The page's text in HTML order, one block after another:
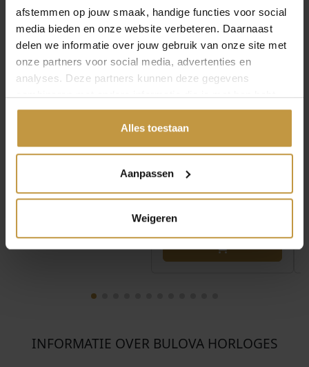
afstemmen op jouw smaak, handige functies voor social
media bieden en onze website verbeteren. Daarnaast
delen we informatie over jouw gebruik van onze site met
onze partners voor social media, advertenties en
analyses. Deze partners kunnen deze gegevens
combineren met andere informatie die je met hen hebt
gedeeld of die ze hebben verzameld via jouw gebruik van
Alles toestaan
Aanpassen
Weigeren
BULOVA MARINE STAR
AUTOMAAT
HERENHORLOGE
98B471 GROEN
Direct leverbaar, 1
werkdag
BULOVA MARINE STAR
AUTOMAAT
HERENHORLOGE
98B466 BLAUW
Direct leverbaar, 1
werkdag
INFORMATIE OVER BULOVA HORLOGES